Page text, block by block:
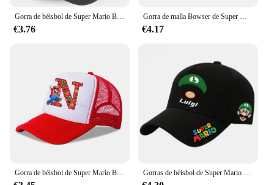
Gorra de béisbol de Super Mario Bros, gorro con bordado de Anime, Snapback, ajustable, informal, protector solar, deportivo, visera
€3.76
Gorra de malla Bowser de Super Mario Bros para niño, sombrero de béisbol bordado de Anime, sombrero de sol de verano de dibujos animados, deportes al aire libre, protección solar, regalos
€4.17